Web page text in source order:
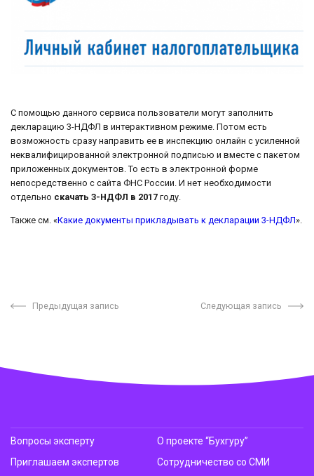
С помощью данного сервиса пользователи могут заполнить
декларацию 3-НДФЛ в интерактивном режиме. Потом есть
возможность сразу направить ее в инспекцию онлайн с усиленной
неквалифицированной электронной подписью и вместе с пакетом
приложенных документов. То есть в электронной форме
непосредственно с сайта ФНС России. И нет необходимости
отдельно скачать 3-НДФЛ в 2017 году.
Также см. «Какие документы прикладывать к декларации 3-НДФЛ».
Предыдущая запись Следующая запись
Вопросы эксперту
Приглашаем экспертов
О проекте “Бухгуру”
Сотрудничество со СМИ